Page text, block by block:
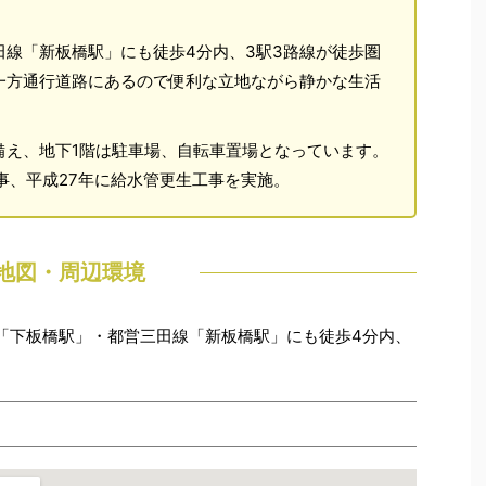
「新板橋駅」にも徒歩4分内、3駅3路線が徒歩圏
通行道路にあるので便利な立地ながら静かな生活
、地下1階は駐車場、自転車置場となっています。
平成27年に給水管更生工事を実施。
図・周辺環境
板橋駅」・都営三田線「新板橋駅」にも徒歩4分内、